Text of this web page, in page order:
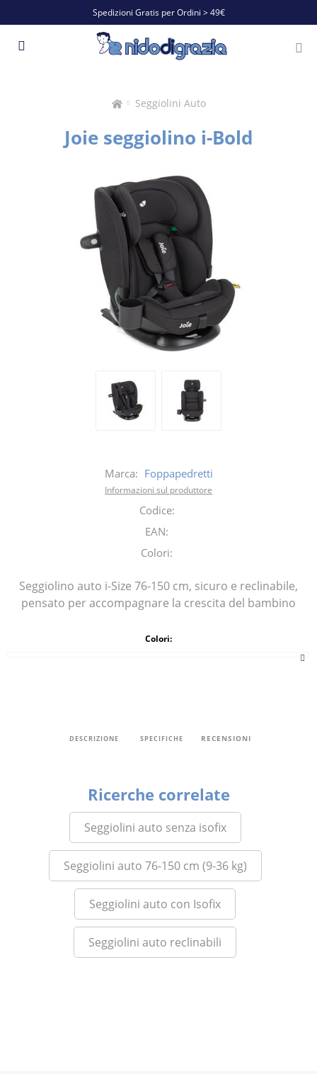
Spedizioni Gratis per Ordini > 49€
Seggiolini Auto
Joie seggiolino i-Bold
Marca: Foppapedretti
Informazioni sul produttore
Codice:
EAN:
Colori:
Seggiolino auto i-Size 76-150 cm, sicuro e reclinabile,
pensato per accompagnare la crescita del bambino
Colori:
DESCRIZIONE SPECIFICHE RECENSIONI
Ricerche correlate
Seggiolini auto senza isofix
Seggiolini auto 76-150 cm (9-36 kg)
Seggiolini auto con Isofix
Seggiolini auto reclinabili